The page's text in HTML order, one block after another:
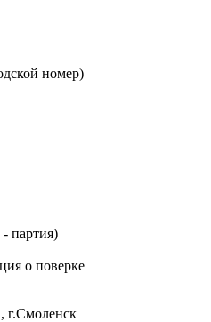
номер)
партия)
о поверке